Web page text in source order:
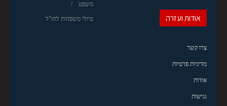
משפט
טיולי משפחות לחו"ל אודות ועזרה
צרו קשר
מדיניות פרטיות
אודות
נגישות